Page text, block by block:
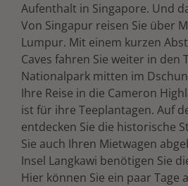
Aufenthalt in Singapore. Und
Von Singapur reisen Sie über
Lumpur. Mit einem kurzen
Caves fahren Sie weiter in den
Nationalpark mitten im
Ihre Reise in die Cameron
ist für ihre Teeplantagen. Auf
entdecken Sie die historische
Sie auch Ihren Mietwagen
Insel Langkawi benötigen Sie
Hier können Sie ein paar Tage